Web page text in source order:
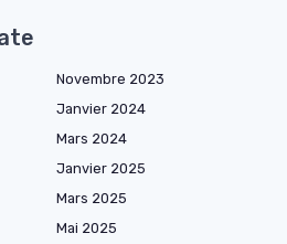
Novembre 2023
Janvier 2024
Mars 2024
Janvier 2025
Mars 2025
Mai 2025